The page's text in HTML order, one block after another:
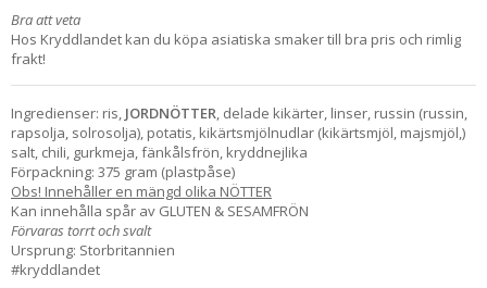
Bra att veta
Hos Kryddlandet kan du köpa asiatiska smaker till bra pris och rimlig
frakt!
Ingredienser: ris, JORDNÖTTER , delade kikärter, linser, russin (russin,
rapsolja, solrosolja), potatis, kikärtsmjölnudlar (kikärtsmjöl, majsmjöl,)
salt, chili, gurkmeja, fänkålsfrön, kryddnejlika
Förpackning: 375 gram (plastpåse)
Obs! Innehåller en mängd olika NÖTTER
Kan innehålla spår av GLUTEN & SESAMFRÖN
Förvaras torrt och svalt
Ursprung: Storbritannien
#kryddlandet